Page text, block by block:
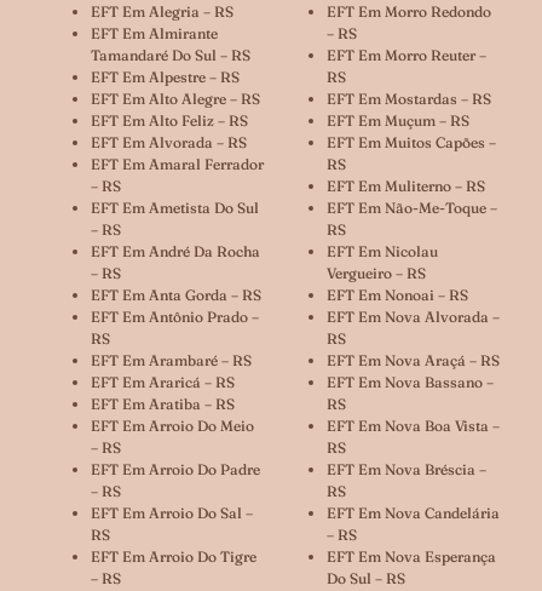
EFT Em Alegria – RS
EFT Em Almirante
Tamandaré Do Sul – RS
EFT Em Alpestre – RS
EFT Em Alto Alegre – RS
EFT Em Alto Feliz – RS
EFT Em Alvorada – RS
EFT Em Amaral Ferrador
– RS
EFT Em Ametista Do Sul
– RS
EFT Em André Da Rocha
– RS
EFT Em Anta Gorda – RS
EFT Em Antônio Prado –
RS
EFT Em Arambaré – RS
EFT Em Araricá – RS
EFT Em Aratiba – RS
EFT Em Arroio Do Meio
– RS
EFT Em Arroio Do Padre
– RS
EFT Em Arroio Do Sal –
RS
EFT Em Arroio Do Tigre
– RS
EFT Em Morro Redondo
– RS
EFT Em Morro Reuter –
RS
EFT Em Mostardas – RS
EFT Em Muçum – RS
EFT Em Muitos Capões –
RS
EFT Em Muliterno – RS
EFT Em Não-Me-Toque –
RS
EFT Em Nicolau
Vergueiro – RS
EFT Em Nonoai – RS
EFT Em Nova Alvorada –
RS
EFT Em Nova Araçá – RS
EFT Em Nova Bassano –
RS
EFT Em Nova Boa Vista –
RS
EFT Em Nova Bréscia –
RS
EFT Em Nova Candelária
– RS
EFT Em Nova Esperança
Do Sul – RS